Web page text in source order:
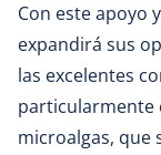
Con este apoyo
expandirá sus
las excelentes
particularmente
microalgas, que